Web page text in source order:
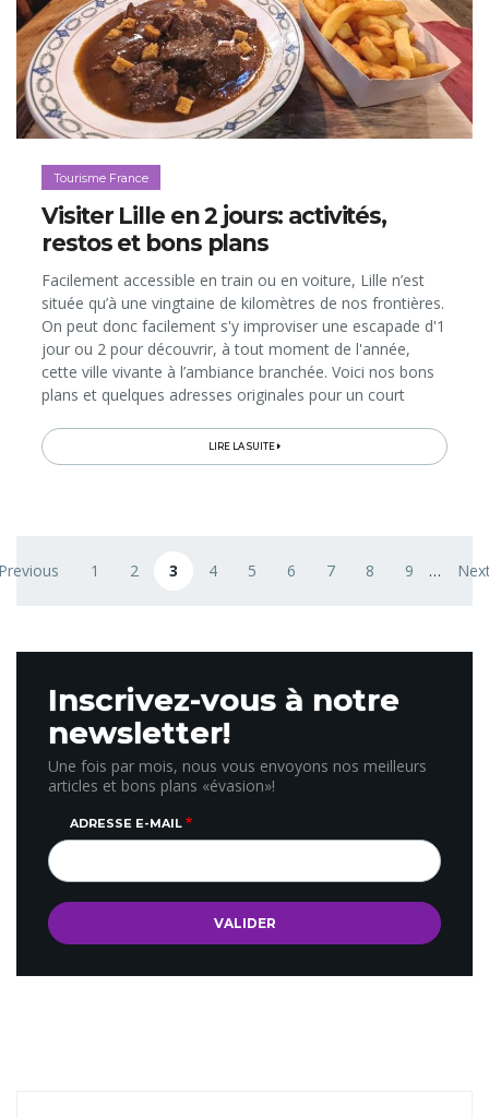
Tourisme France
Visiter Lille en 2 jours: activités,
restos et bons plans
Facilement accessible en train ou en voiture, Lille n’est
située qu’à une vingtaine de kilomètres de nos frontières.
On peut donc facilement s'y improviser une escapade d'1
jour ou 2 pour découvrir, à tout moment de l'année,
cette ville vivante à l’ambiance branchée. Voici nos bons
plans et quelques adresses originales pour un court
LIRE LA SUITE
page Page
1 Page
2 Page courante
3 Page
4 Page
5 Page
6 Page
7 Page
8 Page
9 …
Inscrivez-vous à notre
newsletter!
Une fois par mois, nous vous envoyons nos meilleurs
articles et bons plans «évasion»!
ADRESSE E-MAIL